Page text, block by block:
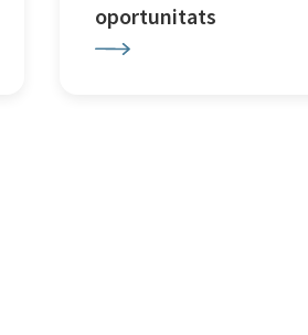
oportunitats